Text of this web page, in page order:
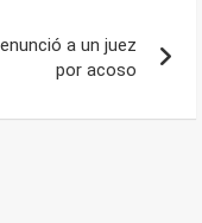
a un juez
por acoso